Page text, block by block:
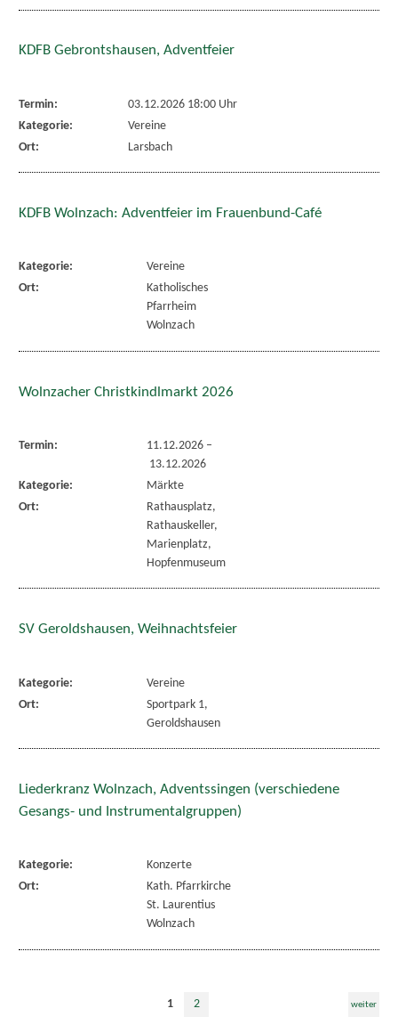
KDFB Gebrontshausen, Adventfeier
Termin:
03.12.2026 18:00 Uhr
Kategorie:
Vereine
Ort:
Larsbach
KDFB Wolnzach: Adventfeier im Frauenbund-Café
Kategorie:
Vereine
Ort:
Katholisches
Pfarrheim
Wolnzach
Wolnzacher Christkindlmarkt 2026
Termin: 11.12.2026–
13.12.2026
Kategorie:
Märkte
Ort:
Rathausplatz,
Rathauskeller,
Marienplatz,
Hopfenmuseum
SV Geroldshausen, Weihnachtsfeier
Kategorie:
Vereine
Ort:
Sportpark 1,
Geroldshausen
Liederkranz Wolnzach, Adventssingen (verschiedene
Gesangs- und Instrumentalgruppen)
Kategorie:
Konzerte
Ort:
Kath. Pfarrkirche
St. Laurentius
Wolnzach
1 2 weiter